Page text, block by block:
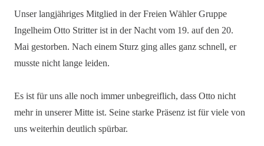
Unser langjähriges Mitglied in der Freien Wähler Gruppe
Ingelheim Otto Stritter ist in der Nacht vom 19. auf den 20.
Mai gestorben. Nach einem Sturz ging alles ganz schnell, er
musste nicht lange leiden.
Es ist für uns alle noch immer unbegreiflich, dass Otto nicht
mehr in unserer Mitte ist. Seine starke Präsenz ist für viele von
uns weiterhin deutlich spürbar.